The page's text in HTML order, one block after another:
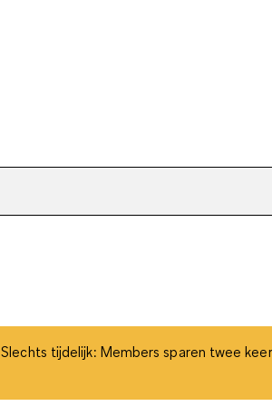
Slechts tijdelijk: Members sparen twee